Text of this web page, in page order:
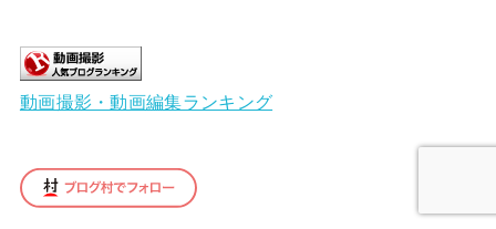
動画撮影・動画編集ランキング